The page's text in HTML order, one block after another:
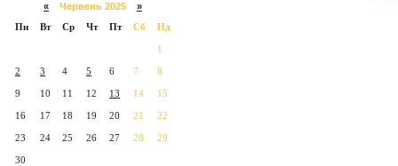
« Червень 2025 »
Пн
Вт Ср Чт Пт Сб Нд
1
2 3 4 5 6 7 8
9 10 11 12 13 14 15
16 17 18 19 20 21 22
23 24 25 26 27 28 29
30